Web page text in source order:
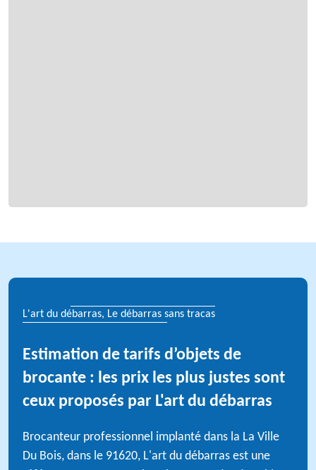
L'art du débarras, Le débarras sans tracas
Estimation de tarifs d’objets de
brocante : les prix les plus justes sont
ceux proposés par L'art du débarras
Brocanteur professionnel implanté dans la La Ville
Du Bois, dans le 91620, L'art du débarras est une